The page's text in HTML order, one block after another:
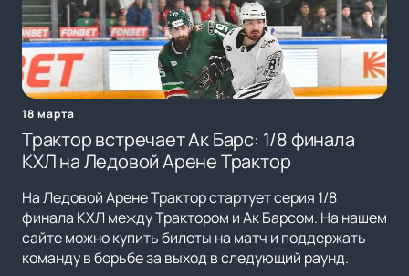
18 марта
Трактор встречает Ак Барс: 1/8 финала
КХЛ на Ледовой Арене Трактор
На Ледовой Арене Трактор стартует серия 1/8
финала КХЛ между Трактором и Ак Барсом. На нашем
сайте можно купить билеты на матч и поддержать
команду в борьбе за выход в следующий раунд.